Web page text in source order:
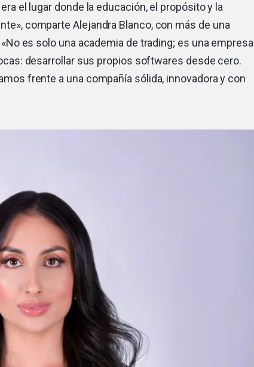
el lugar donde la educación, el propósito y la
comparte Alejandra Blanco, con más de una
es solo una academia de trading; es una empresa
desarrollar sus propios softwares desde cero.
frente a una compañía sólida, innovadora y con